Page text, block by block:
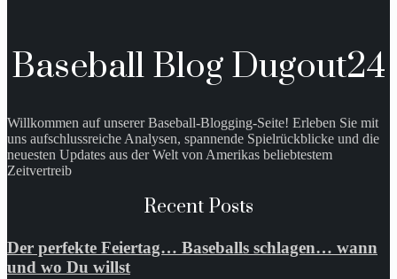
Baseball Blog Dugout24
Willkommen auf unserer Baseball-Blogging-Seite! Erleben Sie mit
uns aufschlussreiche Analysen, spannende Spielrückblicke und die
neuesten Updates aus der Welt von Amerikas beliebtestem
Zeitvertreib
Recent Posts
Der perfekte Feiertag… Baseballs schlagen… wann
und wo Du willst